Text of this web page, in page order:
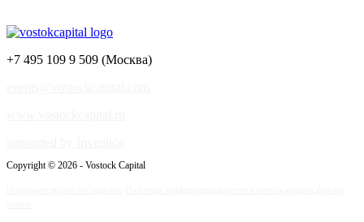
+7 495 109 9 509 (Москва)
Copyright © 2026 - Vostock Capital